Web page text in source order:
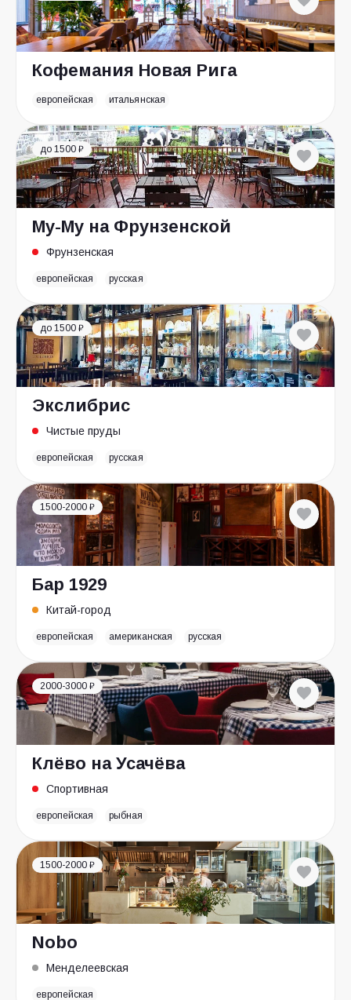
Кофемания Новая Рига
европейская итальянская
до 1500 ₽
Му-Му на Фрунзенской
Фрунзенская
европейская русская
до 1500 ₽
Экслибрис
Чистые пруды
европейская русская
1500-2000 ₽
Бар 1929
Китай-город
европейская американская русская
2000-3000 ₽
Клёво на Усачёва
Спортивная
европейская рыбная
1500-2000 ₽
Nobo
Менделеевская
европейская